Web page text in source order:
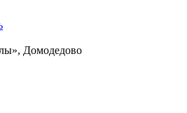
Домодедово